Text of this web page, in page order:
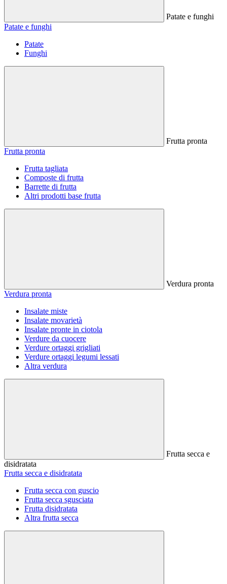
Patate e funghi
Patate e funghi
Patate
Funghi
Frutta pronta
Frutta pronta
Frutta tagliata
Composte di frutta
Barrette di frutta
Altri prodotti base frutta
Verdura pronta
Verdura pronta
Insalate miste
Insalate movarietà
Insalate pronte in ciotola
Verdure da cuocere
Verdure ortaggi grigliati
Verdure ortaggi legumi lessati
Altra verdura
Frutta secca e
disidratata
Frutta secca e disidratata
Frutta secca con guscio
Frutta secca sgusciata
Frutta disidratata
Altra frutta secca